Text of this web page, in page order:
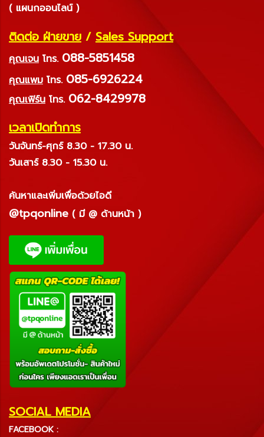
( แผนกออนไลน์ )
ติดต่อ ฝ่ายขาย / Sales Support
คุณเจน โทร. 088-5851458
คุณแพม โทร. 085-6926224
คุณเฟิร์น โทร. 062-8429978
เวลาเปิดทำการ
วันจันทร์-ศุกร์ 8.30 - 17.30 น.
วันเสาร์ 8.30 - 15.30 น.
ค้นหาและเพิ่มเพื่อด้วยไอดี
@tpqonline ( มี @ ด้านหน้า )
SOCIAL MEDIA
FACEBOOK :